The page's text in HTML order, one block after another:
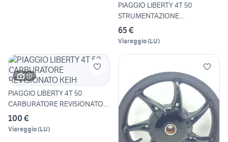
PIAGGIO LIBERTY 4T 50
STRUMENTAZIONE
CONTACHILOMET
65 €
Viareggio(LU)
10
PIAGGIO LIBERTY 4T 50
CARBURATORE REVISIONATO
KEIH
100 €
Viareggio(LU)